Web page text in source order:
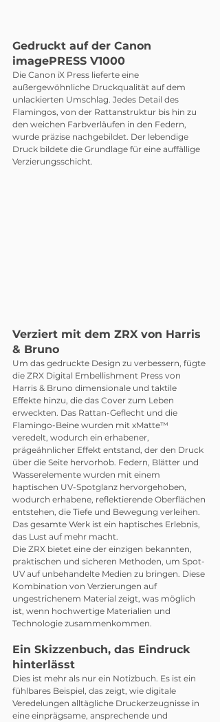
Gedruckt auf der Canon
imagePRESS V1000
Die Canon iX Press lieferte eine
außergewöhnliche Druckqualität auf dem
unlackierten Umschlag. Jedes Detail des
Flamingos, von der Rattanstruktur bis hin zu
den weichen Farbverläufen in den Federn,
wurde präzise nachgebildet. Der lebendige
Druck bildete die Grundlage für eine auffällige
Verzierungsschicht.
Verziert mit dem ZRX von Harris
& Bruno
Um das gedruckte Design zu verbessern, fügte
die ZRX Digital Embellishment Press von
Harris & Bruno dimensionale und taktile
Effekte hinzu, die das Cover zum Leben
erweckten. Das Rattan-Geflecht und die
Flamingo-Beine wurden mit xMatte™
veredelt, wodurch ein erhabener,
prägeähnlicher Effekt entstand, der den Druck
über die Seite hervorhob. Federn, Blätter und
Wasserelemente wurden mit einem
haptischen UV-Spotglanz hervorgehoben,
wodurch erhabene, reflektierende Oberflächen
entstehen, die Tiefe und Bewegung verleihen.
Das gesamte Werk ist ein haptisches Erlebnis,
das Lust auf mehr macht.
Die ZRX bietet eine der einzigen bekannten,
praktischen und sicheren Methoden, um Spot-
UV auf unbehandelte Medien zu bringen. Diese
Kombination von Verzierungen auf
ungestrichenem Material zeigt, was möglich
ist, wenn hochwertige Materialien und
Technologie zusammenkommen.
Ein Skizzenbuch, das Eindruck
hinterlässt
Dies ist mehr als nur ein Notizbuch. Es ist ein
fühlbares Beispiel, das zeigt, wie digitale
Veredelungen alltägliche Druckerzeugnisse in
eine einprägsame, ansprechende und